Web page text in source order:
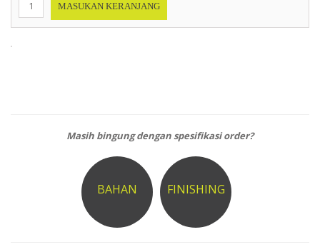
MASUKAN KERANJANG
Masih bingung dengan spesifikasi order?
BAHAN FINISHING